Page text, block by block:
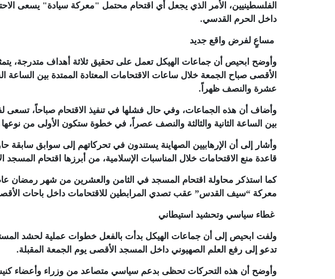
الفلسطينيين، الأمر الذي يجعل أي اقتحام محتمل "معركة سيادة" يسعى
داخل الحرم القدسي.
مساعٍ لفرض واقع جديد
وأوضح ابحيص أن جماعات الهيكل تعمل على تحقيق ثلاثة أهداف متدرجة،
الأقصى صباح الجمعة خلال ساعات الاقتحامات المعتادة الممتدة بين الساعة
عشرة والنصف ظهراً .
وأضاف أن هذه الجماعات، وفي حال فشلها في تنفيذ الاقتحام صباحاً، تسعى
بين الساعة الثانية والثالثة والنصف عصراً، في خطوة ستكون الأولى من نوعها
وأشار إلى أن الإرهابيين الصهاينة يستندون في تحركاتهم إلى سوابق سابقة
قاعدة منع الاقتحامات خلال المناسبات الإسلامية، من أبرزها اقتحام المسجد
معركة “سيف القدس” عقب تصدي المرابطين للاقتحامات داخل باحات
غطاء سياسي وتحشيد استيطاني
ولفت ابحيص إلى أن جماعات الهيكل بدأت بالفعل خطوات عملية لحشد
تدعو إلى رفع العلم الصهيوني داخل المسجد الأقصى يوم الجمعة المقبلة.
وأوضح أن هذه التحركات تحظى بدعم سياسي متصاعد من وزراء وأعضاء